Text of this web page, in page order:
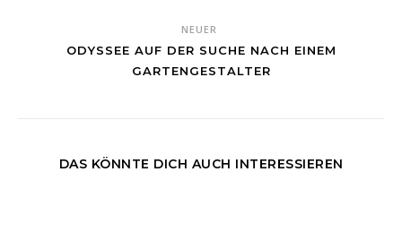
NEUER
ODYSSEE AUF DER SUCHE NACH EINEM
GARTENGESTALTER
DAS KÖNNTE DICH AUCH INTERESSIEREN